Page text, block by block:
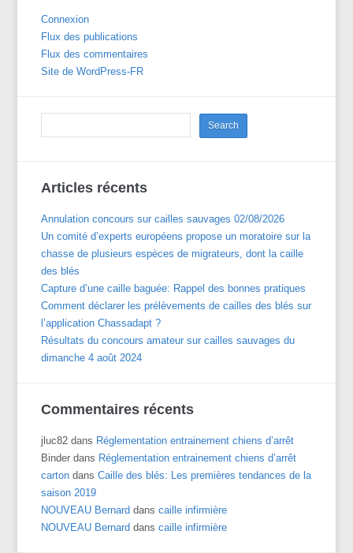
Connexion
Flux des publications
Flux des commentaires
Site de WordPress-FR
Articles récents
Annulation concours sur cailles sauvages 02/08/2026
Un comité d’experts européens propose un moratoire sur la
chasse de plusieurs espèces de migrateurs, dont la caille
des blés
Capture d’une caille baguée: Rappel des bonnes pratiques
Comment déclarer les prélèvements de cailles des blés sur
l’application Chassadapt ?
Résultats du concours amateur sur cailles sauvages du
dimanche 4 août 2024
Commentaires récents
jluc82 dans Réglementation entrainement chiens d’arrêt
Binder dans Réglementation entrainement chiens d’arrêt
carton dansCaille des blés: Les premières tendances de la
saison 2019
NOUVEAU Bernard danscaille infirmière
NOUVEAU Bernard danscaille infirmière